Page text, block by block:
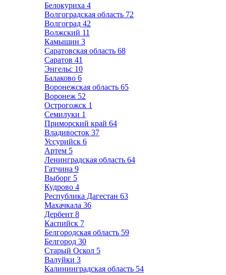
Белокуриха 4
Волгоградская область 72
Волгоград 42
Волжский 11
Камышин 3
Саратовская область 68
Саратов 41
Энгельс 10
Балаково 6
Воронежская область 65
Воронеж 52
Острогожск 1
Семилуки 1
Приморский край 64
Владивосток 37
Уссурийск 6
Артем 5
Ленинградская область 64
Гатчина 9
Выборг 5
Кудрово 4
Республика Дагестан 63
Махачкала 36
Дербент 8
Каспийск 7
Белгородская область 59
Белгород 30
Старый Оскол 5
Валуйки 3
Калининградская область 54